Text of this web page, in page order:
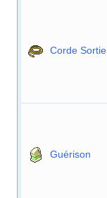
Corde Sortie
Guérison